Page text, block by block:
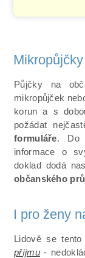
Půjčky na
mikropůjček
korun a s
požádat
formuláře. Do
informace o
doklad dodá
občanského
I pro ženy
Lidově se
příjmu-